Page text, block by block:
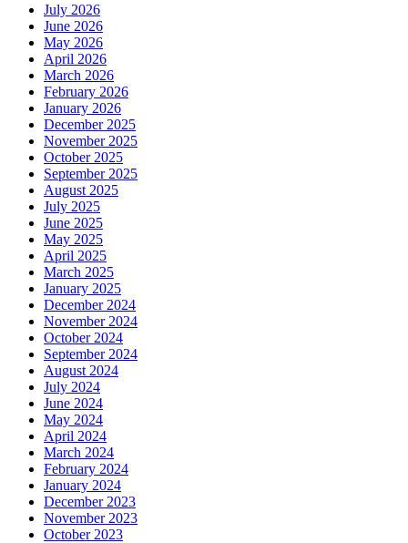
July 2026
June 2026
May 2026
April 2026
March 2026
February 2026
January 2026
December 2025
November 2025
October 2025
September 2025
August 2025
July 2025
June 2025
May 2025
April 2025
March 2025
January 2025
December 2024
November 2024
October 2024
September 2024
August 2024
July 2024
June 2024
May 2024
April 2024
March 2024
February 2024
January 2024
December 2023
November 2023
October 2023